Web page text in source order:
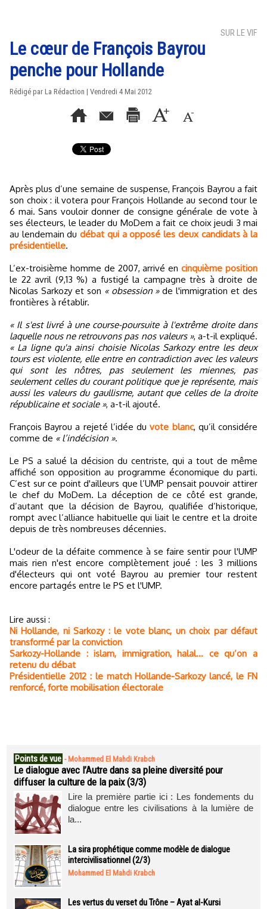
SUR LE VIF
Le cœur de François Bayrou
penche pour Hollande
Rédigé par La Rédaction | Vendredi 4 Mai 2012
Après plus d’une semaine de suspense, François Bayrou a fait
son choix : il votera pour François Hollande au second tour le
6 mai. Sans vouloir donner de consigne générale de vote à
ses électeurs, le leader du MoDem a fait ce choix jeudi 3 mai
au lendemain dudébat qui a opposé les deux candidats à la
présidentielle.
L’ex-troisième homme de 2007, arrivé encinquième position
le 22 avril (9,13 %) a fustigé la campagne très à droite de
Nicolas Sarkozy et son « obsession »de l'immigration et des
frontières à rétablir.
« Il s'est livré à une course-poursuite à l'extrême droite dans
laquelle nous ne retrouvons pas nos valeurs », a-t-il expliqué.
« La ligne qu'a ainsi choisie Nicolas Sarkozy entre les deux
tours est violente, elle entre en contradiction avec les valeurs
qui sont les nôtres, pas seulement les miennes, pas
seulement celles du courant politique que je représente, mais
aussi les valeurs du gaullisme, autant que celles de la droite
républicaine et sociale », a-t-il ajouté.
François Bayrou a rejeté l’idée duvote blanc, qu’il considére
comme de « l’indécision ».
Le PS a salué la décision du centriste, qui a tout de même
affiché son opposition au programme économique du parti.
C’est sur ce point d'ailleurs que l’UMP pensait pouvoir attirer
le chef du MoDem. La déception de ce côté est grande,
d’autant que la décision de Bayrou, qualifiée d’historique,
rompt avec l’alliance habituelle qui liait le centre et la droite
depuis de très nombreuses décennies.
L'odeur de la défaite commence à se faire sentir pour l'UMP
mais rien n'est encore complètement joué : les 3 millions
d'électeurs qui ont voté Bayrou au premier tour restent
encore partagés entre le PS et l'UMP.
Lire aussi :
Ni Hollande, ni Sarkozy : le vote blanc, un choix par défaut
transformé par la conviction
Sarkozy-Hollande : islam, immigration, halal… ce qu’on a
retenu du débat
Présidentielle 2012 : le match Hollande-Sarkozy lancé, le FN
renforcé, forte mobilisation électorale
Points de vue - Mohammed El Mahdi Krabch
Le dialogue avec l’Autre dans sa pleine diversité pour
diffuser la culture de la paix (3/3)
Lire la première partie ici : Les fondements du
dialogue entre les civilisations à la lumière de
la...
La sira prophétique comme modèle de dialogue
intercivilisationnel (2/3)
Mohammed El Mahdi Krabch
Les vertus du verset du Trône – Ayat al-Kursi